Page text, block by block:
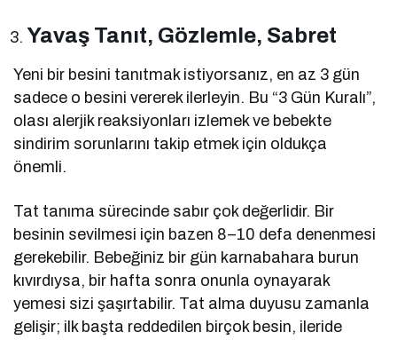
Yavaş Tanıt, Gözlemle, Sabret
Yeni bir besini tanıtmak istiyorsanız, en az 3 gün
sadece o besini vererek ilerleyin. Bu “3 Gün Kuralı”,
olası alerjik reaksiyonları izlemek ve bebekte
sindirim sorunlarını takip etmek için oldukça
önemli.
Tat tanıma sürecinde sabır çok değerlidir. Bir
besinin sevilmesi için bazen 8–10 defa denenmesi
gerekebilir. Bebeğiniz bir gün karnabahara burun
kıvırdıysa, bir hafta sonra onunla oynayarak
yemesi sizi şaşırtabilir. Tat alma duyusu zamanla
gelişir; ilk başta reddedilen birçok besin, ileride